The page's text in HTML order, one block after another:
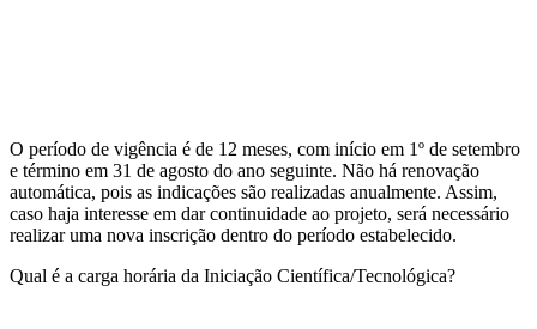
O período de vigência é de 12 meses, com início em 1º de setembro
e término em 31 de agosto do ano seguinte. Não há renovação
automática, pois as indicações são realizadas anualmente. Assim,
caso haja interesse em dar continuidade ao projeto, será necessário
realizar uma nova inscrição dentro do período estabelecido.
Qual é a carga horária da Iniciação Científica/Tecnológica?